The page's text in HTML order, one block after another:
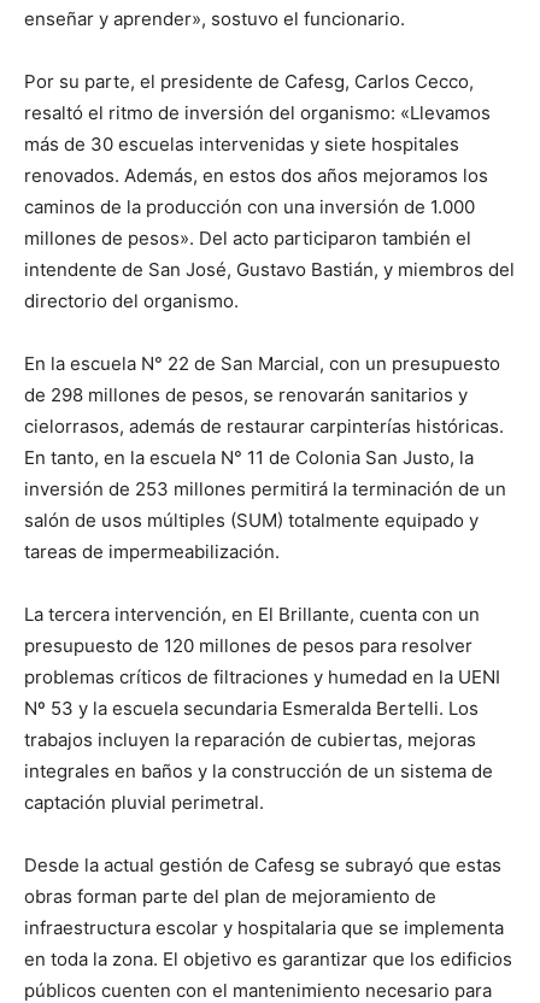
enseñar y aprender», sostuvo el funcionario.
Por su parte, el presidente de Cafesg, Carlos Cecco,
resaltó el ritmo de inversión del organismo: «Llevamos
más de 30 escuelas intervenidas y siete hospitales
renovados. Además, en estos dos años mejoramos los
caminos de la producción con una inversión de 1.000
millones de pesos». Del acto participaron también el
intendente de San José, Gustavo Bastián, y miembros del
directorio del organismo.
En la escuela N° 22 de San Marcial, con un presupuesto
de 298 millones de pesos, se renovarán sanitarios y
cielorrasos, además de restaurar carpinterías históricas.
En tanto, en la escuela N° 11 de Colonia San Justo, la
inversión de 253 millones permitirá la terminación de un
salón de usos múltiples (SUM) totalmente equipado y
tareas de impermeabilización.
La tercera intervención, en El Brillante, cuenta con un
presupuesto de 120 millones de pesos para resolver
problemas críticos de filtraciones y humedad en la UENI
Nº 53 y la escuela secundaria Esmeralda Bertelli. Los
trabajos incluyen la reparación de cubiertas, mejoras
integrales en baños y la construcción de un sistema de
captación pluvial perimetral.
Desde la actual gestión de Cafesg se subrayó que estas
obras forman parte del plan de mejoramiento de
infraestructura escolar y hospitalaria que se implementa
en toda la zona. El objetivo es garantizar que los edificios
públicos cuenten con el mantenimiento necesario para